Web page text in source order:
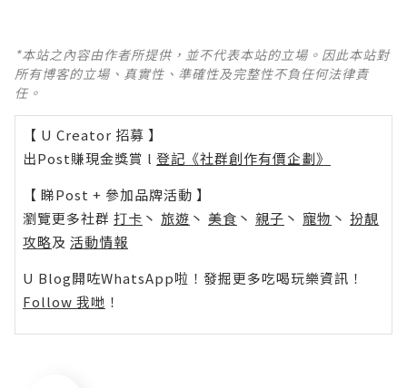
*本站之內容由作者所提供，並不代表本站的立場。因此本站對
所有博客的立場、真實性、準確性及完整性不負任何法律責
任。
【 U Creator 招募 】
出Post賺現金獎賞 l 登記《社群創作有價企劃》
【 睇Post + 參加品牌活動 】
瀏覽更多社群 打卡 丶 旅遊 丶 美食 丶 親子 丶 寵物 丶 扮靚
攻略及 活動情報
U Blog開咗WhatsApp啦！發掘更多吃喝玩樂資訊！
Follow 我哋 ！